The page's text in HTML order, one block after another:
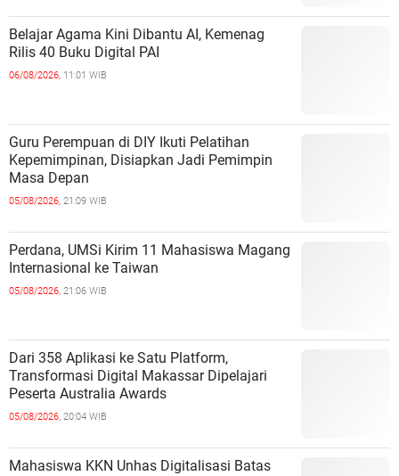
Belajar Agama Kini Dibantu AI, Kemenag
Rilis 40 Buku Digital PAI
06/08/2026, 11:01 WIB
Guru Perempuan di DIY Ikuti Pelatihan
Kepemimpinan, Disiapkan Jadi Pemimpin
Masa Depan
05/08/2026, 21:09 WIB
Perdana, UMSi Kirim 11 Mahasiswa Magang
Internasional ke Taiwan
05/08/2026, 21:06 WIB
Dari 358 Aplikasi ke Satu Platform,
Transformasi Digital Makassar Dipelajari
Peserta Australia Awards
05/08/2026, 20:04 WIB
Mahasiswa KKN Unhas Digitalisasi Batas